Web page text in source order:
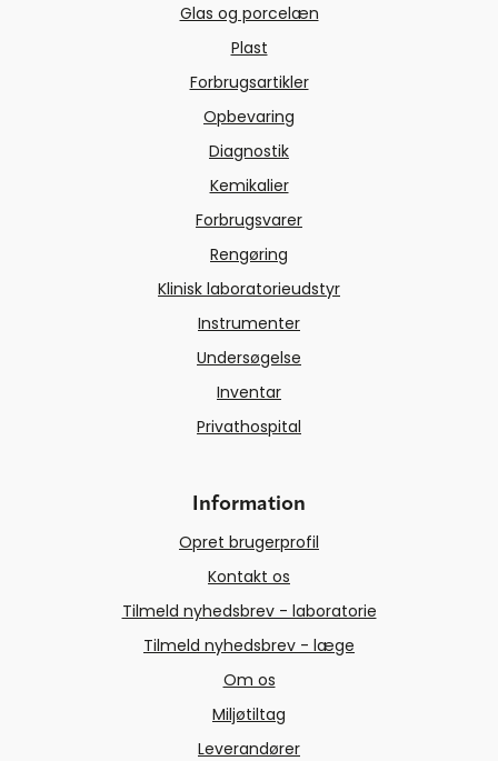
Glas og porcelæn
Plast
Forbrugsartikler
Opbevaring
Diagnostik
Kemikalier
Forbrugsvarer
Rengøring
Klinisk laboratorieudstyr
Instrumenter
Undersøgelse
Inventar
Privathospital
Information
Opret brugerprofil
Kontakt os
Tilmeld nyhedsbrev - laboratorie
Tilmeld nyhedsbrev - læge
Om os
Miljøtiltag
Leverandører